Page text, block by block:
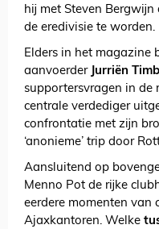
hij met Steven
de eredivisie te worden.
Elders in het magazine
aanvoerder Jurriën
supportersvragen in de
centrale verdediger
confrontatie met zijn
‘anonieme’ trip door
Aansluitend op
Menno Pot de rijke
eerdere momenten van
Ajaxkantoren. Welke